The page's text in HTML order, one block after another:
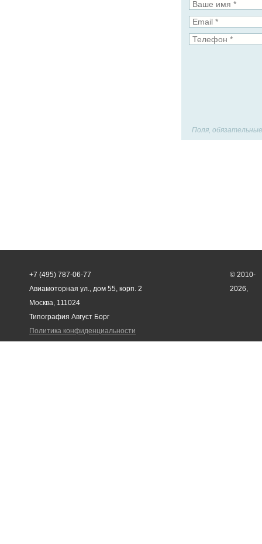
Поля,
+7 (495) 787-06-77
Авиамоторная ул., дом 55, корп. 2
Москва, 111024
© 2010-
2026,
Типография Август Борг
Политика конфиденциальности